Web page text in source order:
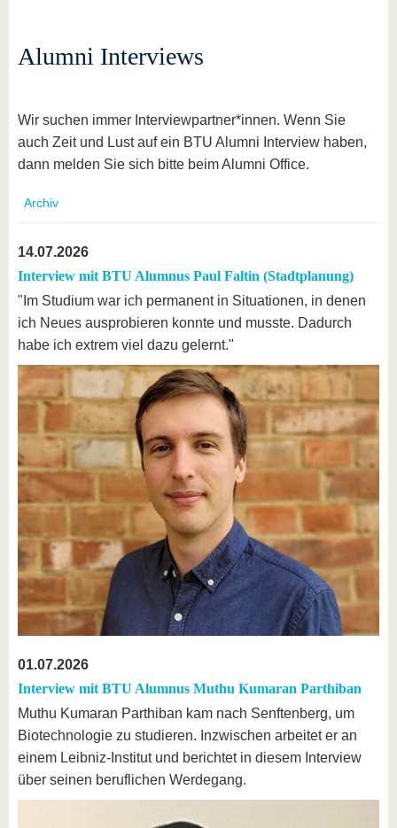
Alumni Interviews
Wir suchen immer Interviewpartner*innen. Wenn Sie
auch Zeit und Lust auf ein BTU Alumni Interview haben,
dann melden Sie sich bitte beim Alumni Office.
Archiv
14.07.2026
Interview mit BTU Alumnus Paul Faltin (Stadtplanung)
"Im Studium war ich permanent in Situationen, in denen
ich Neues ausprobieren konnte und musste. Dadurch
habe ich extrem viel dazu gelernt."
01.07.2026
Interview mit BTU Alumnus Muthu Kumaran Parthiban
Muthu Kumaran Parthiban kam nach Senftenberg, um
Biotechnologie zu studieren. Inzwischen arbeitet er an
einem Leibniz-Institut und berichtet in diesem Interview
über seinen beruflichen Werdegang.